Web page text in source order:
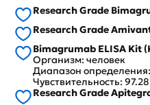
Research Grade
Research Grade
Bimagrumab ELISA Kit
Организм: человек
Диапазон
Чувствительность:
Research Grade